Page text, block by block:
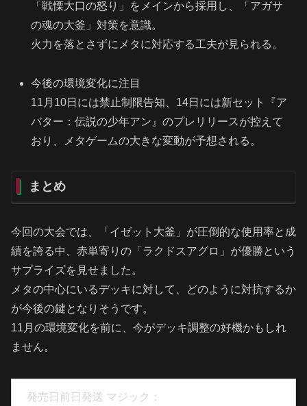
「戦慄大口の怒り」をメインから採用し、「アガサ
の魂の大釜」対策を意識。
火力を落とさずにメタに対応する工夫が見られる。
今後の環境変化に注目
11月10日には禁止制限告知、14日には新セット『ア
バター：伝説の少年アン』のプレリリースが控えて
おり、メタゲームの大きな変動が予想される。
まとめ
今回の大会では、「イゼット大釜」が圧倒的な使用率と成
績を誇る中、赤単寄りの「ラクドスアグロ」が優勝という
サプライズを見せました。
メタの中心にいるデッキに対して、どのように対抗するか
が今後の鍵となりそうです。
11月の環境変化を前に、今がデッキ調整の好機かもしれ
ません。
発売日前日発送 マジック：